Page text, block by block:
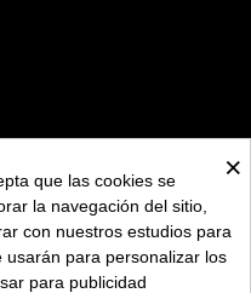
×
que las cookies se
la navegación del sitio,
con nuestros estudios para
usarán para personalizar los
para publicidad